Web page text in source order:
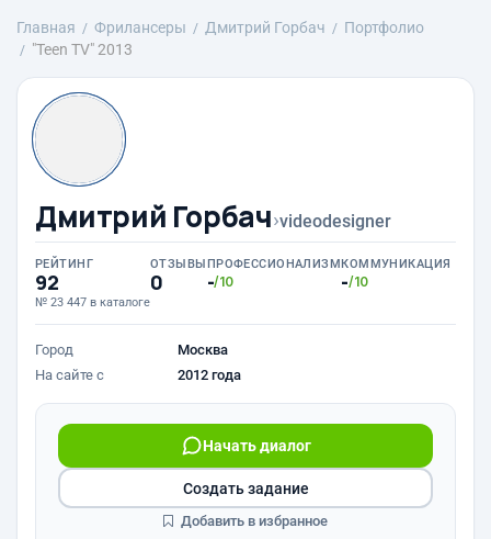
Главная Фрилансеры Дмитрий Горбач
Портфолио
"Teen TV" 2013
Дмитрий Горбач›videodesigner
РЕЙТИНГ
92
№ 23 447 в каталоге
ОТЗЫВЫ
0
ПРОФЕССИОНАЛИЗМ
-/10
КОММУНИКАЦИЯ
-/10
Город
Москва
На сайте с
2012 года
Начать диалог
Создать задание
Добавить в избранное